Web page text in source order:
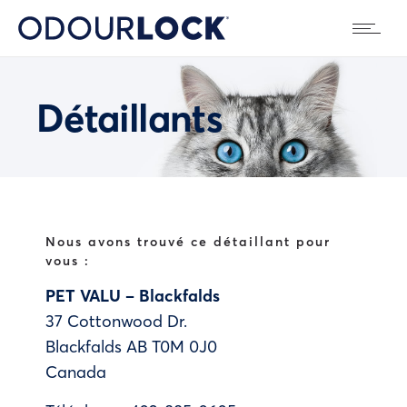
Détaillants
Nous avons trouvé ce détaillant pour
vous :
PET VALU – Blackfalds
37 Cottonwood Dr.
Blackfalds AB T0M 0J0
Canada